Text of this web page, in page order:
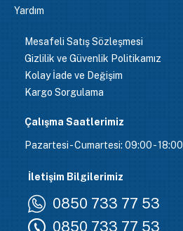
Yardım
Mesafeli Satış Sözleşmesi
Gizlilik ve Güvenlik Politikamız
Kolay İade ve Değişim
Kargo Sorgulama
Çalışma Saatlerimiz
Pazartesi - Cumartesi: 09:00 - 18:00
İletişim Bilgilerimiz
0850 733 77 53
0850 733 77 53